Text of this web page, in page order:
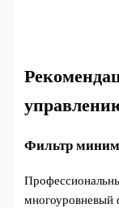
Фильтр
многоуровневый